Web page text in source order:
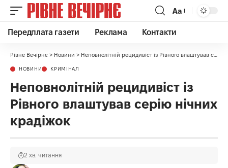
Аа
Передплата газети Реклама Контакти
Рівне Вечірнє > Новини > Неповнолітній рецидивіст із Рівного влаштував серію нічних крадіжок
НОВИНИ КРИМІНАЛ
Неповнолітній рецидивіст із
Рівного влаштував серію нічних
крадіжок
2 хв. читання